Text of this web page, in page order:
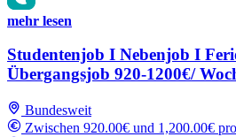
mehr lesen
Studentenjob I Nebenjob I
Übergangsjob 920-1200€/
Bundesweit
Zwischen 920.00€ und 1,200.00€